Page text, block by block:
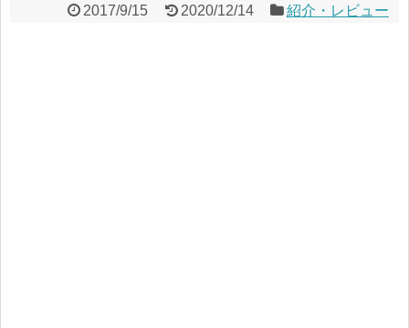
2017/9/15 2020/12/14 紹介・レビュー